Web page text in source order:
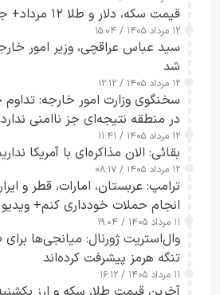
قیمت سکه، دلار و طلا ۱۲ مرداد+ جدول
۱۲ مرداد ۱۴۰۵ / ۱۵:۰۴
سید عباس عراقچی، وزیر امور
شد
۱۲ مرداد ۱۴۰۵ / ۱۲:۱۲
سخنگوی وزارت امور خارجه:
در منطقه نتیجه‌ای جز ناامنی
۱۲ مرداد ۱۴۰۵ / ۱۱:۴۱
بقائی: الان مذاکره‌ای با آمریکا
۱۲ مرداد ۱۴۰۵ / ۰۸:۱۷
ترامپ: عربستان، امارات، قطر و
انجام حملات خودداری کنم+ ویدیو
۱۱ مرداد ۱۴۰۵ / ۱۹:۰۴
وال‌استریت ژورنال: میانجی‌ها
تنگه هرمز پیشرفت کرده‌اند
۱۱ مرداد ۱۴۰۵ / ۱۶:۱۲